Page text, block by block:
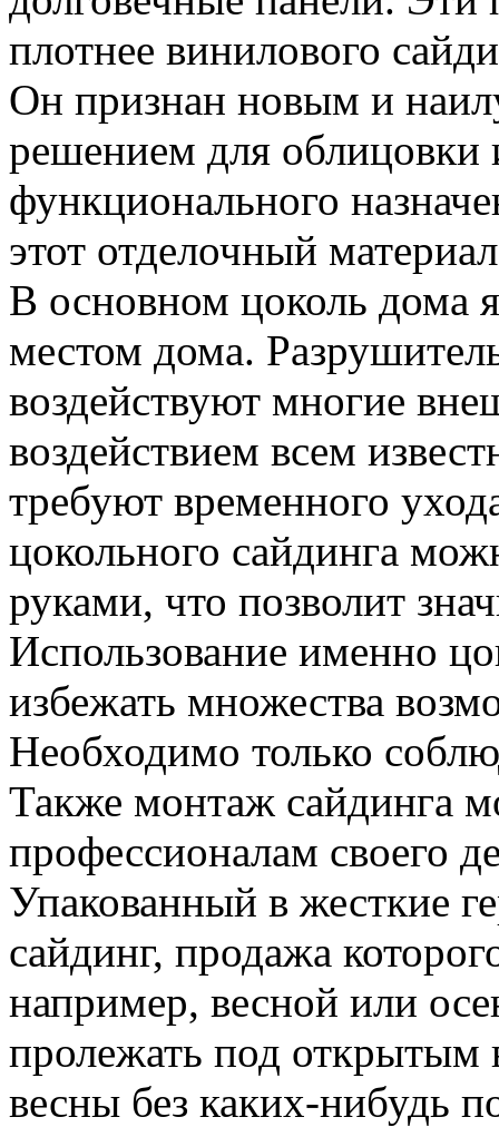
плотнее винилового
Он признан новым и
решением для облицовки
функционального
этот отделочный
В основном цоколь дома
местом дома.
воздействуют многие
воздействием всем
требуют временного
цокольного сайдинга
руками, что позволит
Использование именно
избежать множества
Необходимо только
Также монтаж сайдинга
профессионалам своего
Упакованный в жесткие
сайдинг, продажа
например, весной или
пролежать под открытым
весны без каких-нибудь